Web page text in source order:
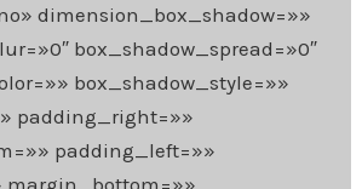
dimension_box_shadow=»»
box_shadow_spread=»0″
box_shadow_style=»»
padding_right=»»
padding_left=»»
margin_bottom=»»